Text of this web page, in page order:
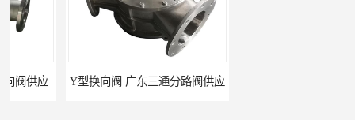
Y型换向阀 广东三通分路阀供应 河南换向阀供货商 气动球阀